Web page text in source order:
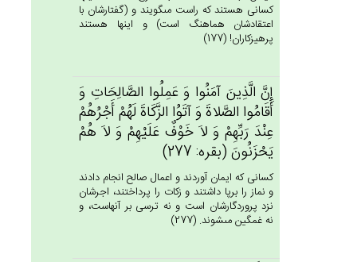
كسانى هستند كه راست مى‏گويند و (گفتارشان با
اعتقادشان هماهنگ است) و اينها هستند
پرهيزكاران! (177)
إِن‌َّ الَّذِين‌َ آمَنُوا وَ عَمِلُوا الصَّالِحَات‌ِ وَ
أَقَامُوا الصَّلاة‌َ وَ آتَوُا الزَّكَاة‌َ لَهُم‌ْ أَجْرُهُم‌ْ
عِنْدَ رَبِّهِم‌ْ وَ لاَ خَوْف‌ٌ عَلَيْهِم‌ْ وَ لاَ هُم‌ْ
يَحْزَنُون‌َ (بقره: 277)
كسانى كه ايمان آوردند و اعمال صالح انجام دادند
و نماز را برپا داشتند و زكات را پرداختند، اجرشان
نزد پروردگارشان است و نه ترسى بر آنهاست، و
نه غمگين مى‏شوند. (277)